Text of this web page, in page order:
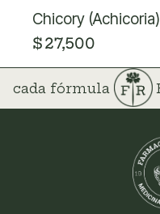
Chicory (Achicoria)
$27,500
cada fórmula